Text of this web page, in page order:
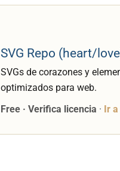
SVG Repo (heart/
SVGs de corazones y
optimizados para web.
Free · Verifica licencia · Ir